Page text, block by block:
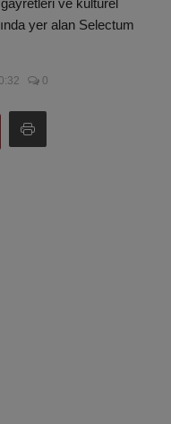
ve kültürel
yer alan Selectum
0